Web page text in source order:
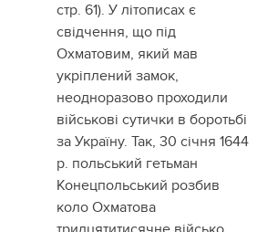
стр. 61). У літописах є
свідчення, що під
Охматовим, який мав
укріплений замок,
неодноразово проходили
військові сутички в боротьбі
за Україну. Так, 30 січня 1644
р. польський гетьман
Конецпольський розбив
коло Охматова